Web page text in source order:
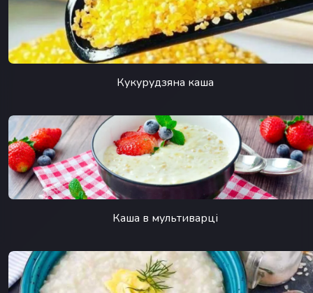
Кукурудзяна каша
Каша в мультиварці